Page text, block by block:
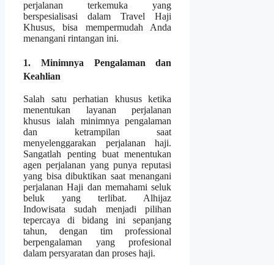
perjalanan terkemuka yang
berspesialisasi dalam Travel Haji
Khusus, bisa mempermudah Anda
menangani rintangan ini.
1. Minimnya Pengalaman dan
Keahlian
Salah satu perhatian khusus ketika
menentukan layanan perjalanan
khusus ialah minimnya pengalaman
dan ketrampilan saat
menyelenggarakan perjalanan haji.
Sangatlah penting buat menentukan
agen perjalanan yang punya reputasi
yang bisa dibuktikan saat menangani
perjalanan Haji dan memahami seluk
beluk yang terlibat. Alhijaz
Indowisata sudah menjadi pilihan
tepercaya di bidang ini sepanjang
tahun, dengan tim professional
berpengalaman yang profesional
dalam persyaratan dan proses haji.